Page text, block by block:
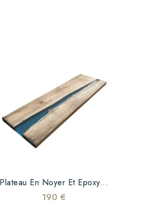
Plateau En Noyer Et Epoxy...
190 €